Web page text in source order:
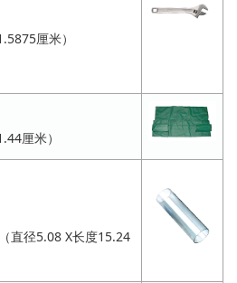
厘米）
厘米）
直径5.08 X长度15.24